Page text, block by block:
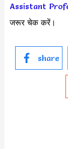
Assistant
जरूर चेक करें।
share